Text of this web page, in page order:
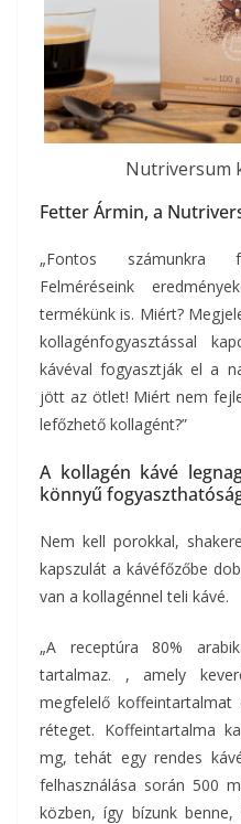
Nutriversum
Fetter Ármin, a
„Fontos számunkra
Felméréseink
termékünk is. Miért?
kollagénfogyasztással
kávéval fogyasztják el a
jött az ötlet! Miért nem
lefőzhető kollagént?”
A kollagén kávé
könnyű
Nem kell porokkal,
kapszulát a kávéfőzőbe
van a kollagénnel teli kávé.
„A receptúra 80%
tartalmaz. , amely
megfelelő
réteget. Koffeintartalma
mg, tehát egy rendes
felhasználása során 500
közben, így bízunk